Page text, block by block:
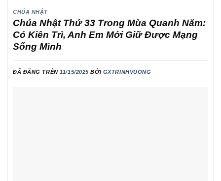
CHÚA NHẬT
Chúa Nhật Thứ 33 Trong Mùa Quanh Năm:
Có Kiên Trì, Anh Em Mới Giữ Được Mạng
Sống Mình
ĐÃ ĐĂNG TRÊN11/15/2025 BỞI GXTRINHVUONG